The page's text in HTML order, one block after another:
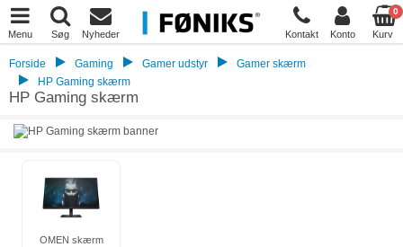
Menu Søg Nyheder Kontakt Konto
0
Kurv
Forside Gaming Gamer udstyr
Gamer skærm
HP Gaming skærm
HP Gaming skærm
OMEN skærm